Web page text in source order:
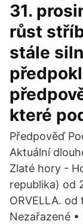
31.
růst
stále
které
Předpověď
Aktuální
Zlaté hory -
republika) od
ORVELLA.
Nezařazené